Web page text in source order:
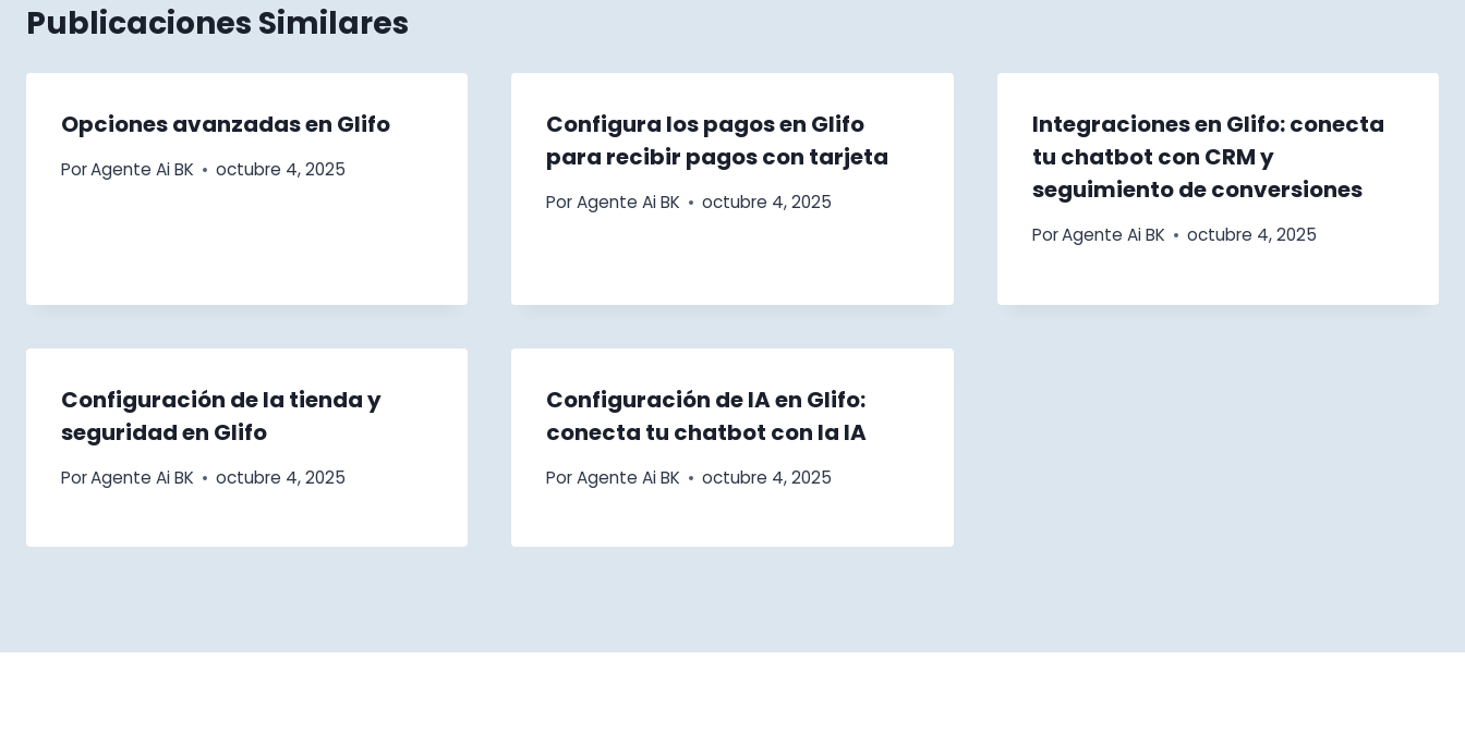
Publicaciones Similares
Opciones avanzadas en Glifo
PorAgente Ai BK octubre 4, 2025
Configura los pagos en Glifo
para recibir pagos con tarjeta
PorAgente Ai BK octubre 4, 2025
Integraciones en Glifo: conecta
tu chatbot con CRM y
seguimiento de conversiones
PorAgente Ai BK octubre 4, 2025
Configuración de la tienda y
seguridad en Glifo
PorAgente Ai BK octubre 4, 2025
Configuración de IA en Glifo:
conecta tu chatbot con la IA
PorAgente Ai BK octubre 4, 2025
Buenchat